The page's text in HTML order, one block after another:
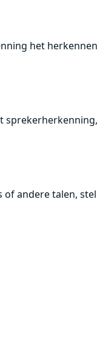
het
andere talen,